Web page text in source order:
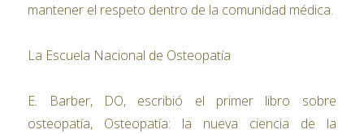
mantener el respeto dentro de la comunidad médica.
La Escuela Nacional de Osteopatía
E. Barber, DO, escribió el primer libro sobre
osteopatía, Osteopatía: la nueva ciencia de la